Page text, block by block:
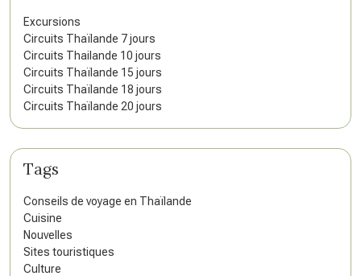
Excursions
Circuits Thaïlande 7 jours
Circuits Thailande 10 jours
Circuits Thaïlande 15 jours
Circuits Thaïlande 18 jours
Circuits Thaïlande 20 jours
Tags
Conseils de voyage en Thaïlande
Cuisine
Nouvelles
Sites touristiques
Culture